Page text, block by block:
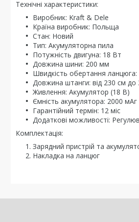
Технічні характеристики:
Виробник: Kraft & Dele
Країна виробник: Польща
Стан: Новий
Тип: Акумуляторна пила
Потужність двигуна: 18 Вт
Довжина шини: 200 мм
Швидкість обертання
Довжина штанги: від 230 см до
Живлення: Акумулятор (18 В)
Ємність акумулятора: 2000 мАг
Гарантійний термін: 12 міс
Додаткові можливості:
Комплектація:
Зарядний пристрій та
Накладка на ланцюг